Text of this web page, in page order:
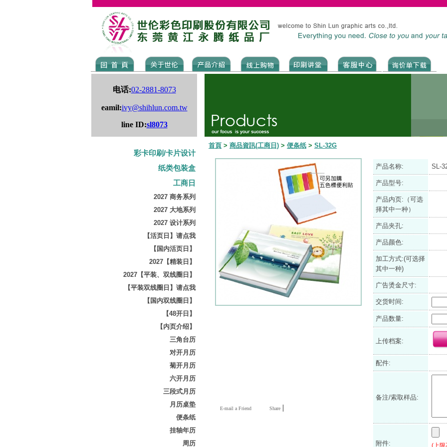
电话:02-2881-8073
eamil:ivy@shihlun.com.tw
line ID:sl8073
彩卡印刷/卡片设计
纸类包装盒
工商日
2027 商务系列
2027 大地系列
2027 设计系列
【活页日】请点我
【国内活页日】
2027【精装日】
2027【平装、双线圈日】
【平装双线圈日】请点我
【国内双线圈日】
【48开日】
【内页介绍】
三角台历
对开月历
菊开月历
六开月历
三段式月历
月历桌垫
便条纸
挂轴年历
周历
首頁 > 商品資訊(工商日) > 便条纸 > SL-32G
E-mail a Friend Share |
产品名称: SL-
产品型号:
产品内页:（可选
择其中一种）
产品夹孔:
产品颜色:
加工方式:(可选择
其中一种)
广告烫金尺寸:
交货时间:
产品数量:
上传档案:
配件:
备注/索取样品:
附件: (上限